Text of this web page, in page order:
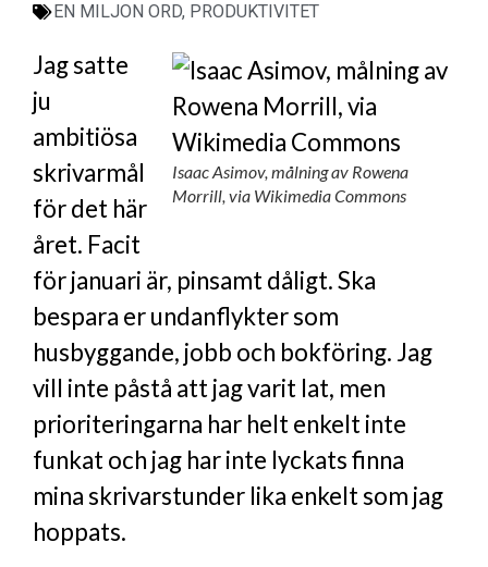
EN MILJON ORD, PRODUKTIVITET
Isaac Asimov, målning av Rowena
Morrill, via Wikimedia Commons
Jag satte
ju
ambitiösa
skrivarmål
för det här
året. Facit
för januari är, pinsamt dåligt. Ska
bespara er undanflykter som
husbyggande, jobb och bokföring. Jag
vill inte påstå att jag varit lat, men
prioriteringarna har helt enkelt inte
funkat och jag har inte lyckats finna
mina skrivarstunder lika enkelt som jag
hoppats.